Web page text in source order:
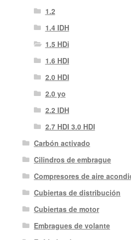
1.2
1.4 IDH
1.5 HDi
1.6 HDI
2.0 HDI
2.0 yo
2.2 IDH
2.7 HDI 3.0 HDI
Carbón activado
Cilindros de embrague
Compresores de aire
Cubiertas de distribución
Cubiertas de motor
Embragues de volante